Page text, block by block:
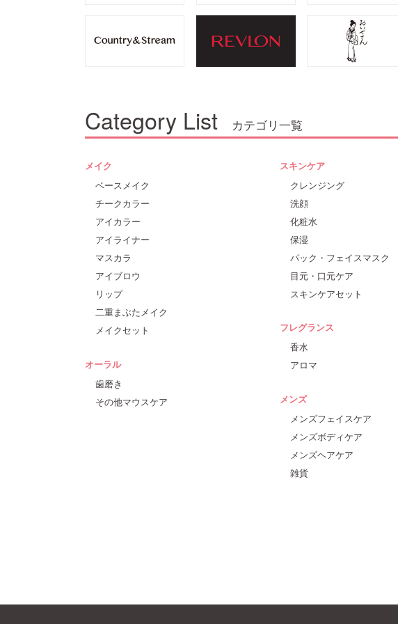
Category List カテゴリ一覧
スキンケア
クレンジング
洗顔
化粧水
保湿
パック・フェイスマスク
目元・口元ケア
スキンケアセット
メイク
ベースメイク
チークカラー
アイカラー
アイライナー
マスカラ
アイブロウ
リップ
二重まぶたメイク
メイクセット
フレグランス
香水
アロマ
オーラル
歯磨き
その他マウスケア
メンズ
メンズフェイスケア
メンズボディケア
メンズヘアケア
雑貨